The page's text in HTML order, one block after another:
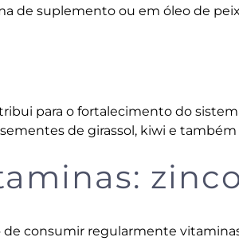
de suplemento ou em óleo de
para o fortalecimento do
de girassol, kiwi e
consumir regularmente